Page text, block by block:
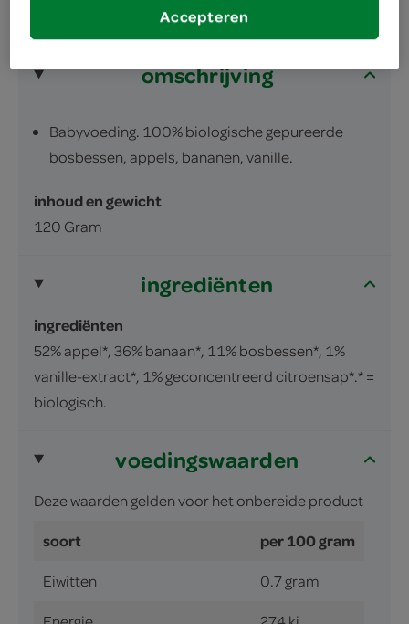
omschrijving
Babyvoeding. 100% biologische gepureerde
bosbessen, appels, bananen, vanille.
inhoud en gewicht
120 Gram
ingrediënten
ingrediënten
52% appel*, 36% banaan*, 11% bosbessen*, 1%
vanille-extract*, 1% geconcentreerd citroensap*.* =
biologisch.
voedingswaarden
Deze waarden gelden voor het onbereide product
soort per 100 gram
Eiwitten 0.7 gram
Accepteren